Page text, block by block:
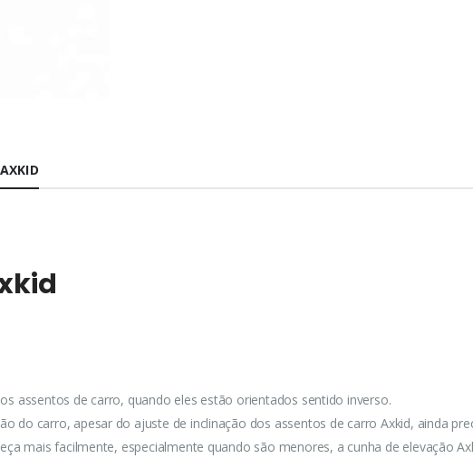
assentos de carro, quando eles estão orientados sentido inverso.
do carro, apesar do ajuste de inclinação dos assentos de carro Axkid, ainda
mais facilmente, especialmente quando são menores, a cunha de elevação